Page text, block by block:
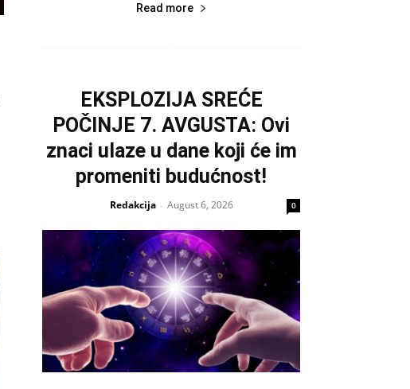
Read more
EKSPLOZIJA SREĆE
POČINJE 7. AVGUSTA: Ovi
znaci ulaze u dane koji će im
promeniti budućnost!
Redakcija - August 6, 2026 0